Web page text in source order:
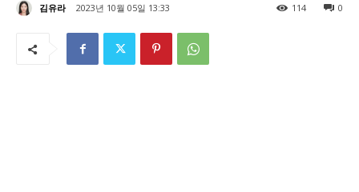
김유라 2023년 10월 05일 13:33 0
114